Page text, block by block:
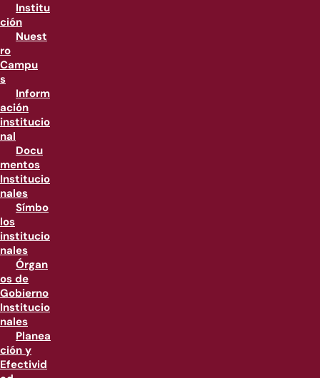
Institu
ción
Nuest
ro
Campu
s
Inform
ación
institucio
nal
Docu
mentos
Institucio
nales
Símbo
los
institucio
nales
Órgan
os de
Gobierno
Institucio
nales
Planea
ción y
Efectivid